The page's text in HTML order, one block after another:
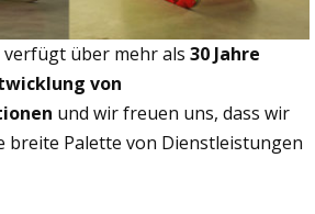
über mehr als 30 Jahre
von
und wir freuen uns, dass wir
breite Palette von Dienstleistungen